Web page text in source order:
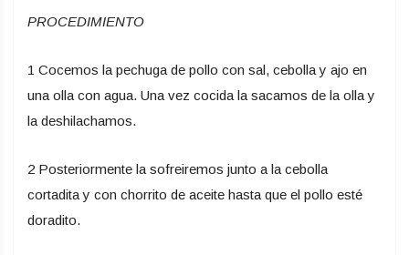
PROCEDIMIENTO
1 Cocemos la pechuga de pollo con sal, cebolla y ajo en
una olla con agua. Una vez cocida la sacamos de la olla y
la deshilachamos.
2 Posteriormente la sofreiremos junto a la cebolla
cortadita y con chorrito de aceite hasta que el pollo esté
doradito.